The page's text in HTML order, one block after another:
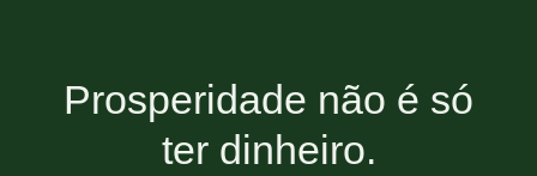
Prosperidade não é só
ter dinheiro.